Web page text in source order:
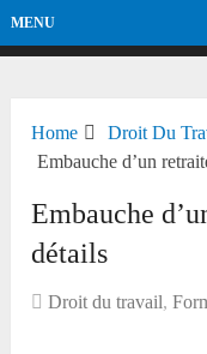
MENU
Home
Droit Du
Embauche d’un
Embauche
détails
Droit du travail,